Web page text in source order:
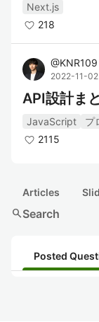
Next.js
218
@KNR109
2022-11-02
API設計ま
JavaScript プ
2115
Articles
searchSearch
Posted